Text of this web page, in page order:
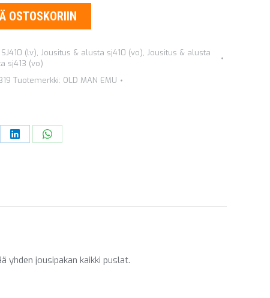
OSTOSKORIIN
(lv), Jousitus & alusta sj410 (vo), Jousitus & alusta
sj413 (vo)
Tuotemerkki: OLD MAN EMU
Share Share
yhden jousipakan kaikki puslat.